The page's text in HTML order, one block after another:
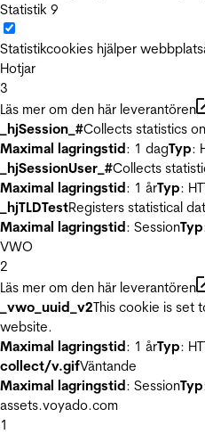
Statistik 9
Statistikcookies hjälper
Hotjar
3
Läs mer om den här leverantören
_hjSession_#Collects statistics
Maximal lagringstid: 1 dagTyp:
_hjSessionUser_#Collects
Maximal lagringstid: 1 årTyp:
_hjTLDTestRegisters statistical
Maximal lagringstid: SessionTyp
VWO
2
Läs mer om den här leverantören
_vwo_uuid_v2This cookie is set
website.
Maximal lagringstid: 1 årTyp:
collect/v.gifVäntande
Maximal lagringstid: SessionTyp
assets.voyado.com
1